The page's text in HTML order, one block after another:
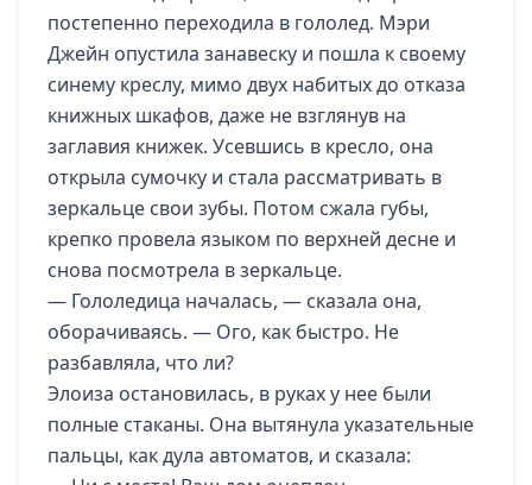
постепенно переходила в гололед. Мэри
Джейн опустила занавеску и пошла к своему
синему креслу, мимо двух набитых до отказа
книжных шкафов, даже не взглянув на
заглавия книжек. Усевшись в кресло, она
открыла сумочку и стала рассматривать в
зеркальце свои зубы. Потом сжала губы,
крепко провела языком по верхней десне и
снова посмотрела в зеркальце.
— Гололедица началась, — сказала она,
оборачиваясь. — Ого, как быстро. Не
разбавляла, что ли?
Элоиза остановилась, в руках у нее были
полные стаканы. Она вытянула указательные
пальцы, как дула автоматов, и сказала: